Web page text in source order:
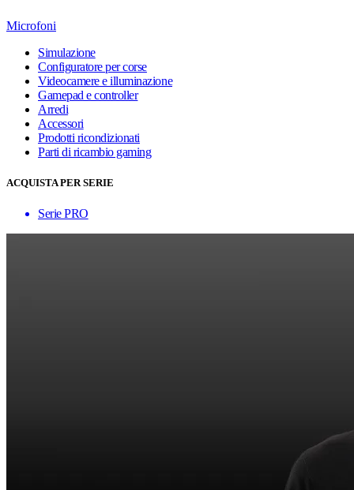
Microfoni
Simulazione
Configuratore per corse
Videocamere e illuminazione
Gamepad e controller
Arredi
Accessori
Prodotti ricondizionati
Parti di ricambio gaming
ACQUISTA PER SERIE
Serie PRO